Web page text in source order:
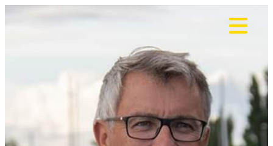
Panneau de gestion des cookies